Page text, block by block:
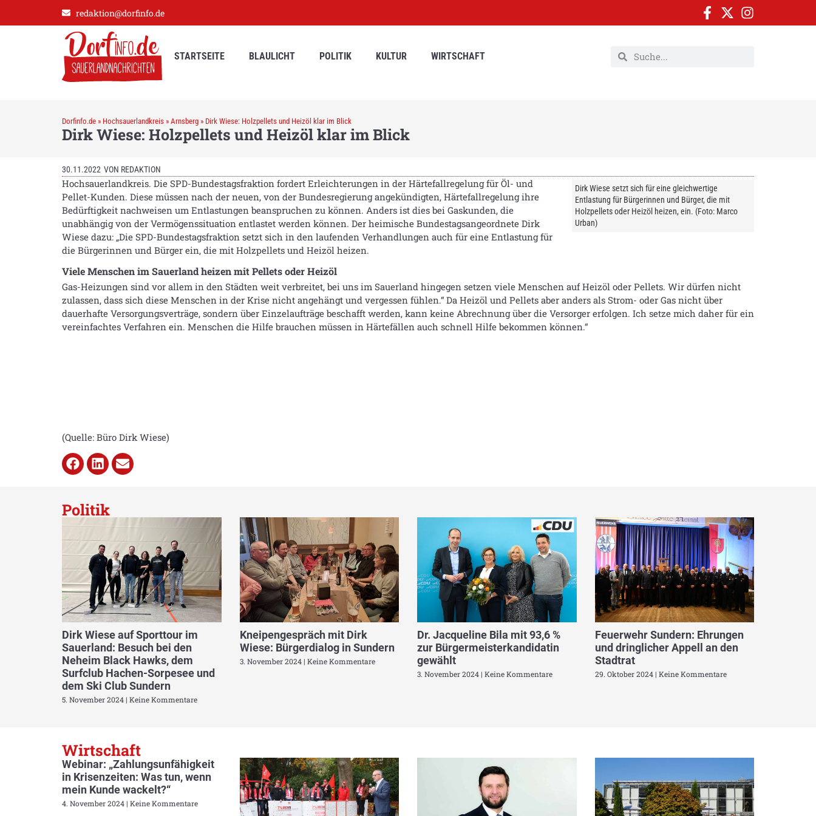
redaktion@dorfinfo.de
STARTSEITE BLAULICHT POLITIK KULTUR WIRTSCHAFT
Dorfinfo.de » Hochsauerlandkreis » Arnsberg » Dirk Wiese: Holzpellets und Heizöl klar im Blick
Dirk Wiese: Holzpellets und Heizöl klar im Blick
30.11.2022 VON REDAKTION
Dirk Wiese setzt sich für eine gleichwertige
Entlastung für Bürgerinnen und Bürger, die mit
Holzpellets oder Heizöl heizen, ein. (Foto: Marco
Urban)
Hochsauerlandkreis. Die SPD-Bundestagsfraktion fordert Erleichterungen in der Härtefallregelung für Öl- und
Pellet-Kunden. Diese müssen nach der neuen, von der Bundesregierung angekündigten, Härtefallregelung ihre
Bedürftigkeit nachweisen um Entlastungen beanspruchen zu können. Anders ist dies bei Gaskunden, die
unabhängig von der Vermögenssituation entlastet werden können. Der heimische Bundestagsangeordnete Dirk
Wiese dazu: „Die SPD-Bundestagsfraktion setzt sich in den laufenden Verhandlungen auch für eine Entlastung für
die Bürgerinnen und Bürger ein, die mit Holzpellets und Heizöl heizen.
Viele Menschen im Sauerland heizen mit Pellets oder Heizöl
Gas-Heizungen sind vor allem in den Städten weit verbreitet, bei uns im Sauerland hingegen setzen viele Menschen auf Heizöl oder Pellets. Wir dürfen nicht
zulassen, dass sich diese Menschen in der Krise nicht angehängt und vergessen fühlen.“ Da Heizöl und Pellets aber anders als Strom- oder Gas nicht über
dauerhafte Versorgungsverträge, sondern über Einzelaufträge beschafft werden, kann keine Abrechnung über die Versorger erfolgen. Ich setze mich daher für ein
vereinfachtes Verfahren ein. Menschen die Hilfe brauchen müssen in Härtefällen auch schnell Hilfe bekommen können.“
(Quelle: Büro Dirk Wiese)
Politik
Dirk Wiese auf Sporttour im
Sauerland: Besuch bei den
Neheim Black Hawks, dem
Surfclub Hachen-Sorpesee und
dem Ski Club Sundern
5. November 2024 Keine Kommentare
Kneipengespräch mit Dirk
Wiese: Bürgerdialog in Sundern
3. November 2024 Keine Kommentare
Dr. Jacqueline Bila mit 93,6 %
zur Bürgermeisterkandidatin
gewählt
3. November 2024 Keine Kommentare
Feuerwehr Sundern: Ehrungen
und dringlicher Appell an den
Stadtrat
29. Oktober 2024 Keine Kommentare
Wirtschaft
Webinar: „Zahlungsunfähigkeit
in Krisenzeiten: Was tun, wenn
mein Kunde wackelt?“
4. November 2024 Keine Kommentare